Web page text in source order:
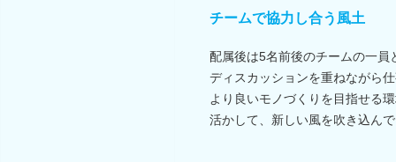
チームで協力し合う風土
配属後は5名前後のチームの一
ディスカッションを重ねながら
より良いモノづくりを目指せる
活かして、新しい風を吹き込ん